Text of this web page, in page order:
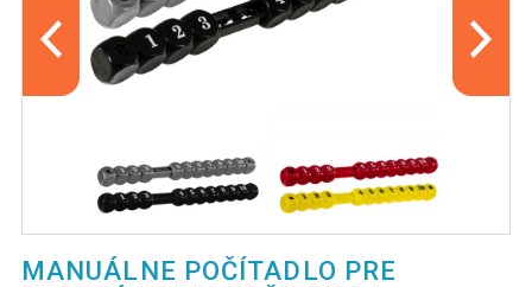
MANUÁLNE POČÍTADLO PRE